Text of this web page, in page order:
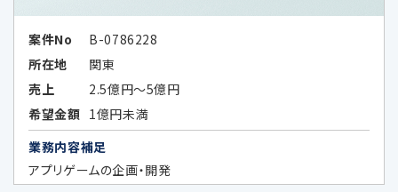
はセミナー等の企画を実施する第三者
（秘密保持義務を負わせた場合に限る）
①子会社・関係会社
株式会社レコフ
（https://www.recof.co.jp/）
株式会社レコフデータ
（https://www.marr.jp/company.ht
ml）
案件No
B-0786228
所在地
関東
売上
2.5億円～5億円
希望金額 1億円未満
業務内容補足
アプリゲームの企画・開発